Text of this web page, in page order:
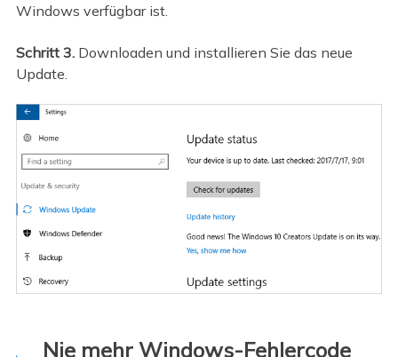
Windows verfügbar ist.
Schritt 3. Downloaden und installieren Sie das neue
Update.
Nie mehr Windows-Fehlercode